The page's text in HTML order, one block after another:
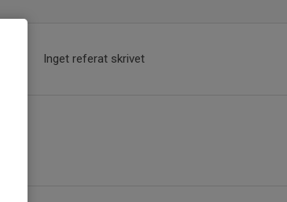
Inget referat skrivet